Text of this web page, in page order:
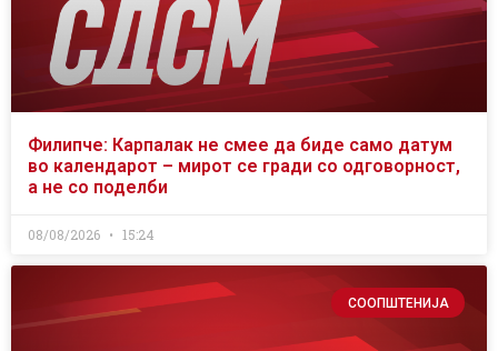
Филипче: Карпалак не смее да биде само датум
во календарот – мирот се гради со одговорност,
а не со поделби
08/08/2026 15:24
СООПШТЕНИЈА